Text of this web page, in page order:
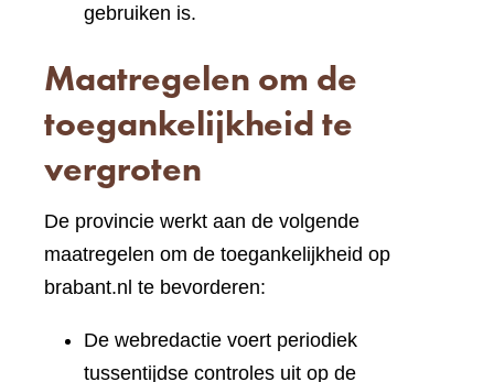
gebruiken is.
Maatregelen om de
toegankelijkheid te
vergroten
De provincie werkt aan de volgende
maatregelen om de toegankelijkheid op
brabant.nl te bevorderen:
De webredactie voert periodiek
tussentijdse controles uit op de